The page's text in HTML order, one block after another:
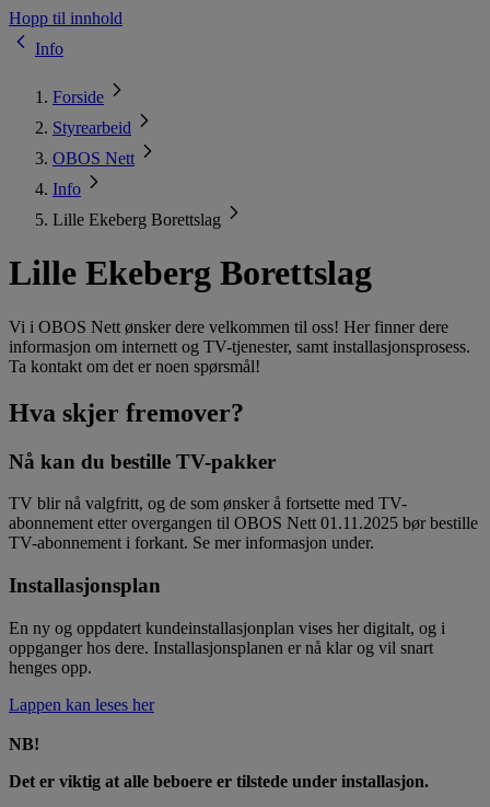
Hopp til innhold
Info
Forside
Styrearbeid
OBOS Nett
Info
Lille Ekeberg Borettslag
Lille Ekeberg Borettslag
Vi i OBOS Nett ønsker dere velkommen til oss! Her finner dere
informasjon om internett og TV-tjenester, samt installasjonsprosess.
Ta kontakt om det er noen spørsmål!
Hva skjer fremover?
Nå kan du bestille TV-pakker
TV blir nå valgfritt, og de som ønsker å fortsette med TV-
abonnement etter overgangen til OBOS Nett 01.11.2025 bør bestille
TV-abonnement i forkant. Se mer informasjon under.
Installasjonsplan
En ny og oppdatert kundeinstallasjonplan vises her digitalt, og i
oppganger hos dere. Installasjonsplanen er nå klar og vil snart
henges opp.
Lappen kan leses her
NB!
Det er viktig at alle beboere er tilstede under installasjon.